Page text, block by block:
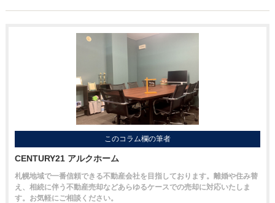
このコラム欄の筆者
CENTURY21 アルクホーム
札幌地域で一番信頼できる不動産会社を目指しております。離婚や住み替
え、相続に伴う不動産売却などあらゆるケースでの売却に対応いたしま
す。お気軽にご相談ください。